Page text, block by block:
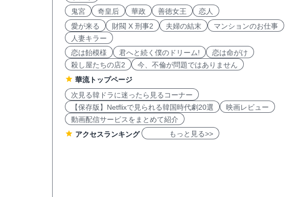
鬼宮
奇皇后 華政 善徳女王
恋人
愛が来る
財閥 X 刑事2 夫婦の結末
マンションのお仕事
人妻キラー
恋は飴模様
君へと続く僕のドリーム!
恋は命がけ
殺し屋たちの店2
今、不倫が問題ではありません
華流トップページ
次見る韓ドラに迷ったら見るコーナー
【保存版】Netflixで見られる韓国時代劇20選
映画レビュー
動画配信サービスをまとめて紹介
アクセスランキング
もっと見る>>